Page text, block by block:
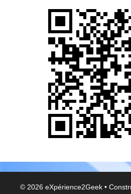
© 2026 eXpérience2Geek •